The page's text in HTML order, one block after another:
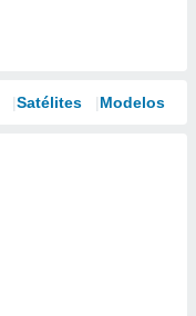
Satélites Modelos